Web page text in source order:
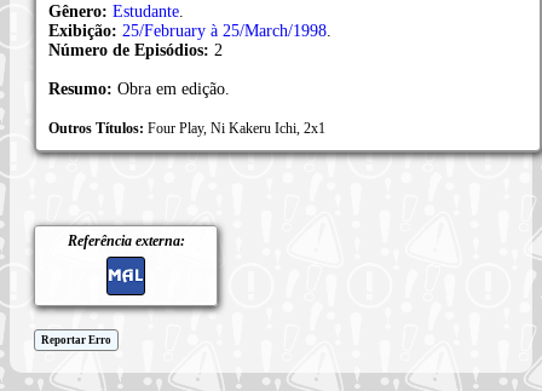
Gênero: Estudante
Exibição: 25/February à 25/March/1998
Número de Episódios: 2
Resumo: Obra em edição.
Outros Títulos: Four Play, Ni Kakeru Ichi, 2x1
Referência externa:
Reportar Erro